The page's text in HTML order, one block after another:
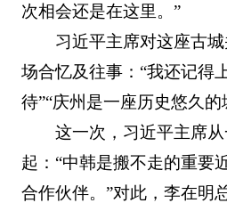
次相会还是在这里。”
习近平主席对这座古
场合忆及往事：“我还记得
待”“庆州是一座历史悠久的
这一次，习近平主席
起：“中韩是搬不走的重要
合作伙伴。”对此，李在明